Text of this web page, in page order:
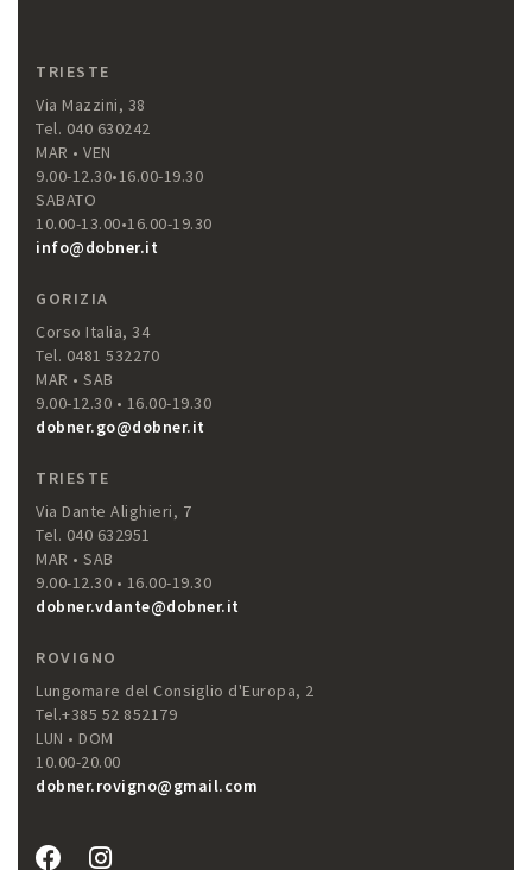
TRIESTE
Via Mazzini, 38
Tel. 040 630242
MAR • VEN
9.00-12.30•16.00-19.30
SABATO
10.00-13.00•16.00-19.30
info@dobner.it
GORIZIA
Corso Italia, 34
Tel. 0481 532270
MAR • SAB
9.00-12.30 • 16.00-19.30
dobner.go@dobner.it
TRIESTE
Via Dante Alighieri, 7
Tel. 040 632951
MAR • SAB
9.00-12.30 • 16.00-19.30
dobner.vdante@dobner.it
ROVIGNO
Lungomare del Consiglio d'Europa, 2
Tel.+385 52 852179
LUN • DOM
10.00-20.00
dobner.rovigno@gmail.com